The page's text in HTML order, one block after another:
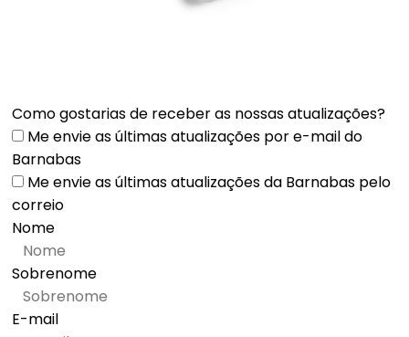
Como gostarias de receber as nossas atualizações?
Me envie as últimas atualizações por e-mail do
Barnabas
Me envie as últimas atualizações da Barnabas pelo
correio
Nome
Sobrenome
E-mail